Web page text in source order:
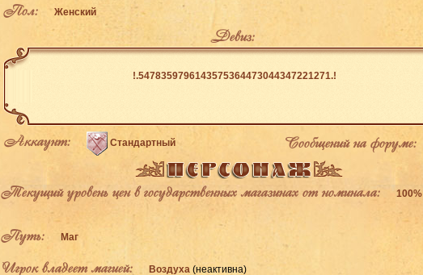
Пол: Женский
Девиз:
!.5478359796143575364473044347221271.!
Аккаунт: Стандартный Сообщений на форуме:
Текущий уровень цен в государственных магазинах от номинала: 100%
Путь: Маг
Игрок владеет магией: Воздуха (неактивна)